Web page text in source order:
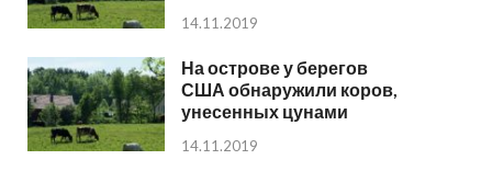
14.11.2019
На острове у берегов
США обнаружили коров,
унесенных цунами
14.11.2019